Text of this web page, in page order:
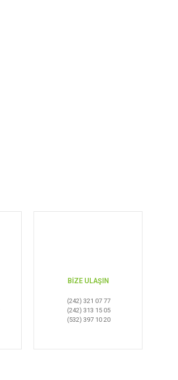
BİZE ULAŞIN
(242) 321 07 77
(242) 313 15 05
(532) 397 10 20